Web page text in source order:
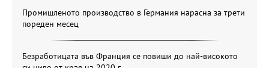
Промишленото производство в Германия нарасна за трети
пореден месец
Безработицата във Франция се повиши до най-високото